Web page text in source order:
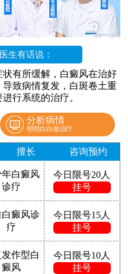
生有话说：
有所缓解，白癜风在治好
致病情复发，白斑卷土重
行系统的治疗。
分析病情
明明白白做治疗
擅长 咨询预约
白癜风
诊疗
今日限号20人
挂号
白癜风诊
疗
今日限号15人
挂号
发作型白
癜风
今日限号10人
挂号